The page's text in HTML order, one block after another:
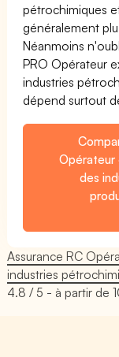
pétrochimiques
généralement
Néanmoins
PRO Opérateur
industries
dépend surtout
Opérateur
des
Assurance RC
industries
4.8 / 5 - à partir de